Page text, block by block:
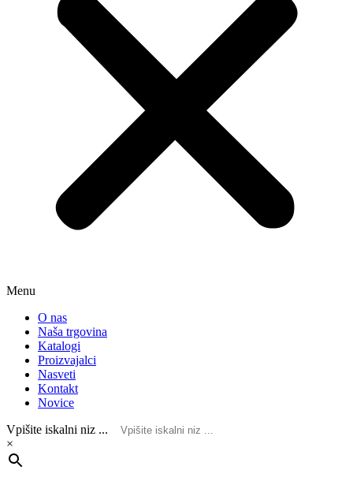
Menu
O nas
Naša trgovina
Katalogi
Proizvajalci
Nasveti
Kontakt
Novice
Vpišite iskalni niz ...
×